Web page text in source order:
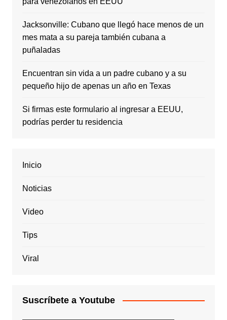
Jacksonville: Cubano que llegó hace menos de un
mes mata a su pareja también cubana a
puñaladas
Encuentran sin vida a un padre cubano y a su
pequeño hijo de apenas un año en Texas
Si firmas este formulario al ingresar a EEUU,
podrías perder tu residencia
Inicio
Noticias
Video
Tips
Viral
Suscríbete a Youtube